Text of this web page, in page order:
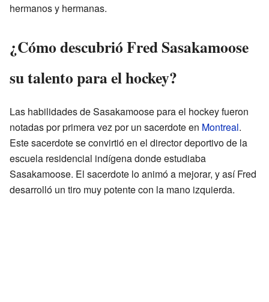
hermanos y hermanas.
¿Cómo descubrió Fred Sasakamoose
su talento para el hockey?
Las habilidades de Sasakamoose para el hockey fueron
notadas por primera vez por un sacerdote en Montreal.
Este sacerdote se convirtió en el director deportivo de la
escuela residencial indígena donde estudiaba
Sasakamoose. El sacerdote lo animó a mejorar, y así Fred
desarrolló un tiro muy potente con la mano izquierda.